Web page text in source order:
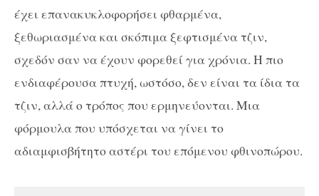
έχει επανακυκλοφορήσει φθαρμένα,
ξεθωριασμένα και σκόπιμα ξεφτισμένα τζιν,
σχεδόν σαν να έχουν φορεθεί για χρόνια. Η πιο
ενδιαφέρουσα πτυχή, ωστόσο, δεν είναι τα ίδια τα
τζιν, αλλά ο τρόπος που ερμηνεύονται. Μια
φόρμουλα που υπόσχεται να γίνει το
αδιαμφισβήτητο αστέρι του επόμενου φθινοπώρου.